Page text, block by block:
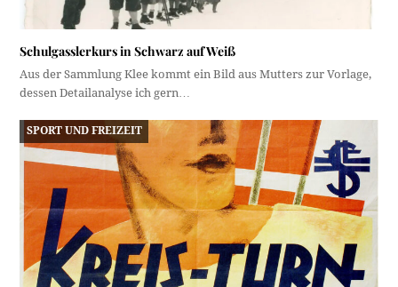
Schulgasslerkurs in Schwarz auf Weiß
Aus der Sammlung Klee kommt ein Bild aus Mutters zur Vorlage,
dessen Detailanalyse ich gern…
SPORT UND FREIZEIT